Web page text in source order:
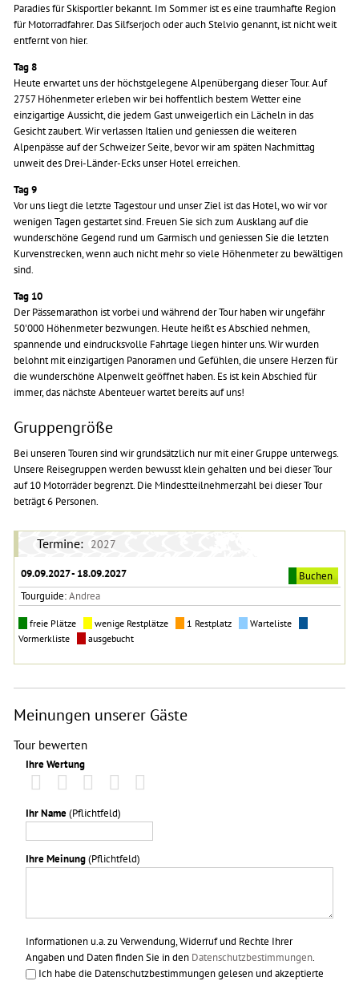
Paradies für Skisportler bekannt. Im Sommer ist es eine traumhafte Region
für Motorradfahrer. Das Silfserjoch oder auch Stelvio genannt, ist nicht weit
entfernt von hier.
Tag 8
Heute erwartet uns der höchstgelegene Alpenübergang dieser Tour. Auf
2757 Höhenmeter erleben wir bei hoffentlich bestem Wetter eine
einzigartige Aussicht, die jedem Gast unweigerlich ein Lächeln in das
Gesicht zaubert. Wir verlassen Italien und geniessen die weiteren
Alpenpässe auf der Schweizer Seite, bevor wir am späten Nachmittag
unweit des Drei-Länder-Ecks unser Hotel erreichen.
Tag 9
Vor uns liegt die letzte Tagestour und unser Ziel ist das Hotel, wo wir vor
wenigen Tagen gestartet sind. Freuen Sie sich zum Ausklang auf die
wunderschöne Gegend rund um Garmisch und geniessen Sie die letzten
Kurvenstrecken, wenn auch nicht mehr so viele Höhenmeter zu bewältigen
sind.
Tag 10
Der Pässemarathon ist vorbei und während der Tour haben wir ungefähr
50'000 Höhenmeter bezwungen. Heute heißt es Abschied nehmen,
spannende und eindrucksvolle Fahrtage liegen hinter uns. Wir wurden
belohnt mit einzigartigen Panoramen und Gefühlen, die unsere Herzen für
die wunderschöne Alpenwelt geöffnet haben. Es ist kein Abschied für
immer, das nächste Abenteuer wartet bereits auf uns!
Gruppengröße
Bei unseren Touren sind wir grundsätzlich nur mit einer Gruppe unterwegs.
Unsere Reisegruppen werden bewusst klein gehalten und bei dieser Tour
auf 10 Motorräder begrenzt. Die Mindestteilnehmerzahl bei dieser Tour
beträgt 6 Personen.
Termine: 2027
09.09.2027 - 18.09.2027
Buchen
Tourguide:Andrea
freie Plätze wenige Restplätze 1 Restplatz
Warteliste
Vormerkliste
ausgebucht
Meinungen unserer Gäste
Tour bewerten
Ihre Wertung
Ihr Name(Pflichtfeld)
Ihre Meinung(Pflichtfeld)
Informationen u.a. zu Verwendung, Widerruf und Rechte Ihrer
Angaben und Daten finden Sie in den Datenschutzbestimmungen.
Ich habe die Datenschutzbestimmungen gelesen und akzeptierte